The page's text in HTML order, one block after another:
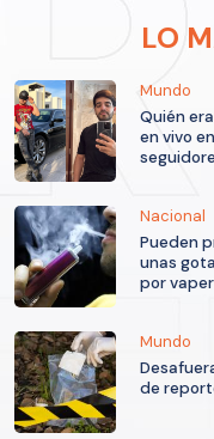
LO
Mundo
Quién
en vivo
Nacional
Pueden
unas
por
Mundo
de